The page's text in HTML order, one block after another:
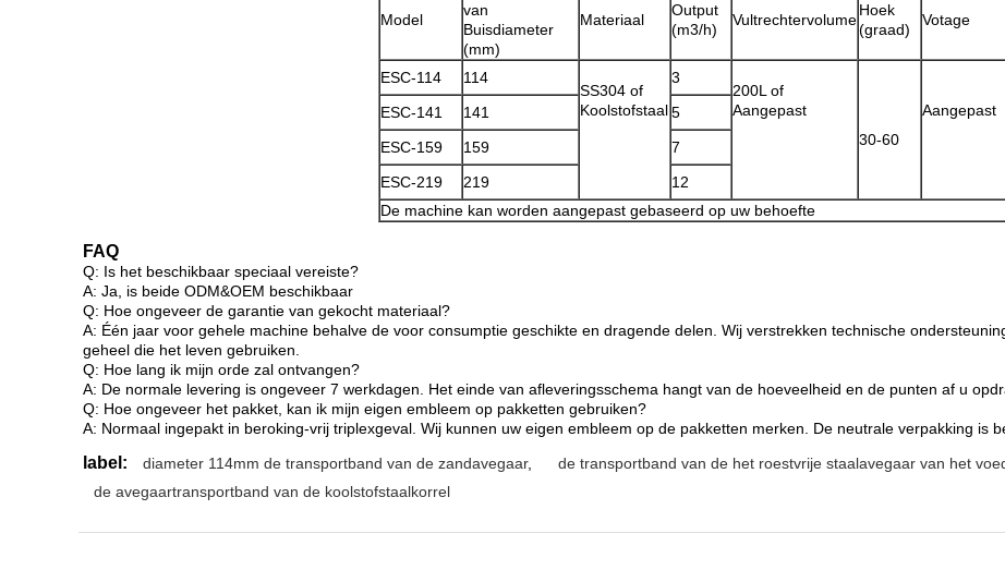
Model
van
Buisdiameter
(mm)
Materiaal
Output
(m3/h)
Vultrechtervolume
Hoek
(graad)
Votage
ESC-114 114
SS304 of
Koolstofstaal
3
200L of
Aangepast
30-60
Aangepast
ESC-141
141 5
ESC-159
159 7
ESC-219
219 12
De machine kan worden aangepast gebaseerd op uw behoefte
FAQ
Q: Is het beschikbaar speciaal vereiste?
A: Ja, is beide ODM&OEM beschikbaar
Q: Hoe ongeveer de garantie van gekocht materiaal?
A: Één jaar voor gehele machine behalve de voor consumptie geschikte en dragende delen. Wij verstrekken technische
geheel die het leven gebruiken.
Q: Hoe lang ik mijn orde zal ontvangen?
A: De normale levering is ongeveer 7 werkdagen. Het einde van afleveringsschema hangt van de hoeveelheid en de punten af u
Q: Hoe ongeveer het pakket, kan ik mijn eigen embleem op pakketten gebruiken?
A: Normaal ingepakt in beroking-vrij triplexgeval. Wij kunnen uw eigen embleem op de pakketten merken. De neutrale verpakking is
label: diameter 114mm de transportband van de zandavegaar, de transportband van de het roestvrije staalavegaar van het
de avegaartransportband van de koolstofstaalkorrel